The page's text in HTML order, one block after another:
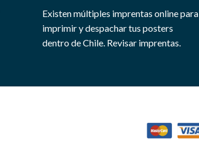
Existen múltiples imprentas online para
imprimir y despachar tus posters
dentro de Chile. Revisar imprentas.